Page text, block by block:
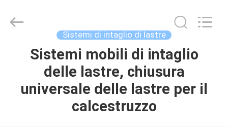
CASA
PRODOTTI
2017
Developed
Sistemi di intaglio di lastre
Sistemi mobili di intaglio
delle lastre, chiusura
universale delle lastre per il
calcestruzzo